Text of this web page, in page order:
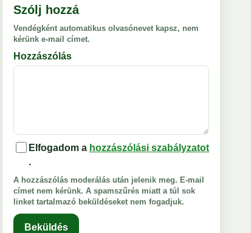
Szólj hozzá
Vendégként automatikus olvasónevet kapsz, nem
kérünk e-mail címet.
Hozzászólás
Elfogadom a hozzászólási szabályzatot
.
A hozzászólás moderálás után jelenik meg. E-mail
címet nem kérünk. A spamszűrés miatt a túl sok
linket tartalmazó beküldéseket nem fogadjuk.
Beküldés